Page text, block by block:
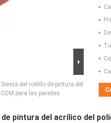
Siesta del rodillo de pintura del
para las paredes
pintura del acrílico del